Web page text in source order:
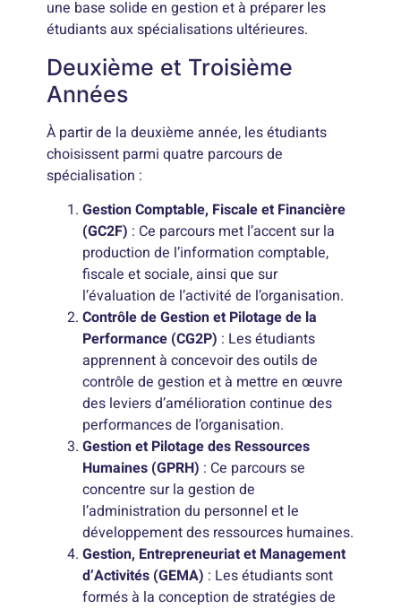
une base solide en gestion et à préparer les
étudiants aux spécialisations ultérieures.
Deuxième et Troisième
Années
À partir de la deuxième année, les étudiants
choisissent parmi quatre parcours de
spécialisation :
Gestion Comptable, Fiscale et Financière
(GC2F) : Ce parcours met l’accent sur la
production de l’information comptable,
fiscale et sociale, ainsi que sur
l’évaluation de l’activité de l’organisation.
Contrôle de Gestion et Pilotage de la
Performance (CG2P) : Les étudiants
apprennent à concevoir des outils de
contrôle de gestion et à mettre en œuvre
des leviers d’amélioration continue des
performances de l’organisation.
Gestion et Pilotage des Ressources
Humaines (GPRH) : Ce parcours se
concentre sur la gestion de
l’administration du personnel et le
développement des ressources humaines.
Gestion, Entrepreneuriat et Management
d’Activités (GEMA) : Les étudiants sont
formés à la conception de stratégies de